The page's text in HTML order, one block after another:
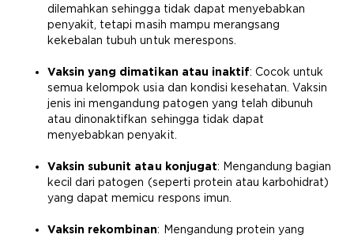
dilemahkan sehingga tidak dapat menyebabkan
penyakit, tetapi masih mampu merangsang
kekebalan tubuh untuk merespons.
Vaksin yang dimatikan atau inaktif: Cocok untuk
semua kelompok usia dan kondisi kesehatan. Vaksin
jenis ini mengandung patogen yang telah dibunuh
atau dinonaktifkan sehingga tidak dapat
menyebabkan penyakit.
Vaksin subunit atau konjugat: Mengandung bagian
kecil dari patogen (seperti protein atau karbohidrat)
yang dapat memicu respons imun.
Vaksin rekombinan: Mengandung protein yang